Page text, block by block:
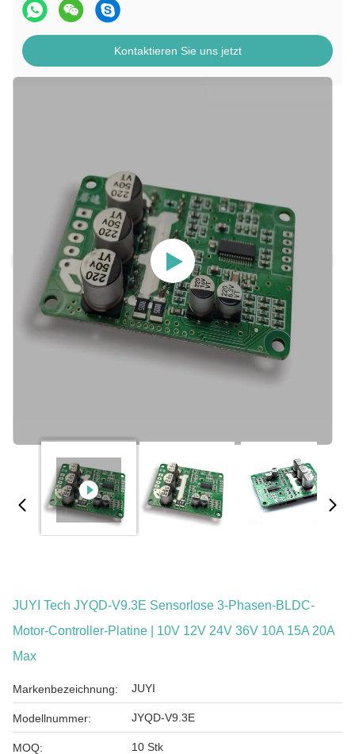
Kontaktieren Sie uns jetzt
JUYI Tech JYQD-V9.3E Sensorlose 3-Phasen-BLDC-
Motor-Controller-Platine | 10V 12V 24V 36V 10A 15A 20A
Max
Markenbezeichnung: JUYI
Modellnummer: JYQD-V9.3E
MOQ: 10 Stk